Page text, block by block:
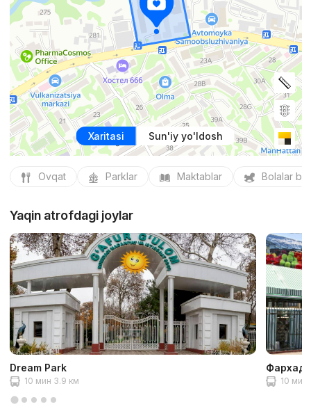
Xaritasi Sun'iy yo'ldosh
Ovqat Parklar Maktablar Bolalar
Yaqin atrofdagi joylar
Dream Park
10 мин 3.9 км 10 мин